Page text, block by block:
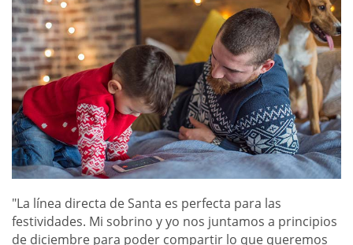
"La línea directa de Santa es perfecta para las
festividades. Mi sobrino y yo nos juntamos a principios
de diciembre para poder compartir lo que queremos